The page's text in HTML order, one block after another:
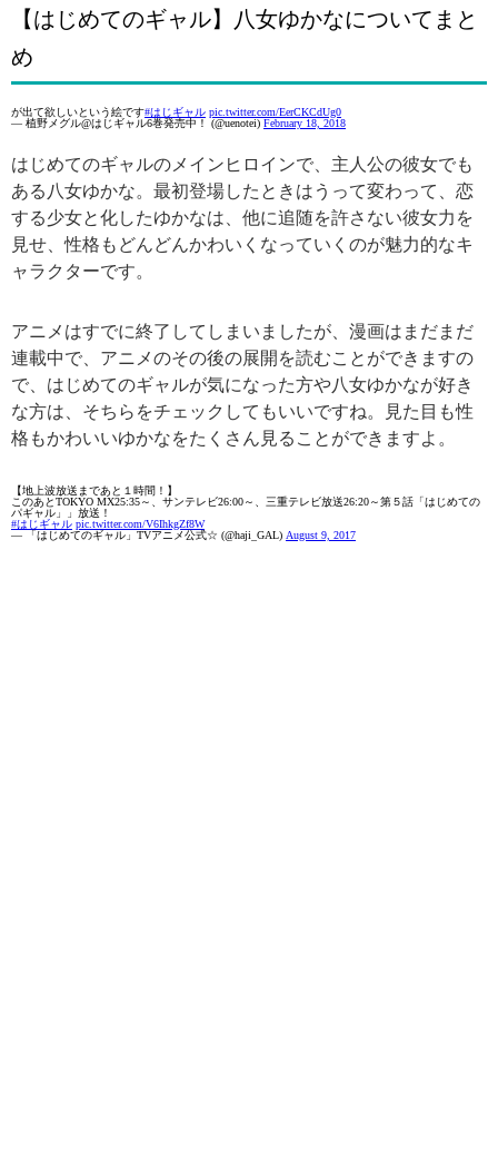
【はじめてのギャル】八女ゆかなについてまと
め
が出て欲しいという絵です#はじギャル pic.twitter.com/EerCKCdUg0
— 植野メグル@はじギャル6巻発売中！ (@uenotei) February 18, 2018
はじめてのギャルのメインヒロインで、主人公の彼女でも
ある八女ゆかな。最初登場したときはうって変わって、恋
する少女と化したゆかなは、他に追随を許さない彼女力を
見せ、性格もどんどんかわいくなっていくのが魅力的なキ
ャラクターです。
アニメはすでに終了してしまいましたが、漫画はまだまだ
連載中で、アニメのその後の展開を読むことができますの
で、はじめてのギャルが気になった方や八女ゆかなが好き
な方は、そちらをチェックしてもいいですね。見た目も性
格もかわいいゆかなをたくさん見ることができますよ。
【地上波放送まであと１時間！】
このあとTOKYO MX25:35～、サンテレビ26:00～、三重テレビ放送26:20～第５話「はじめての
パギャル」」放送！
#はじギャル pic.twitter.com/V6IhkgZf8W
— 「はじめてのギャル」TVアニメ公式☆ (@haji_GAL) August 9, 2017